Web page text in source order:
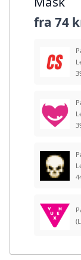
fra 74